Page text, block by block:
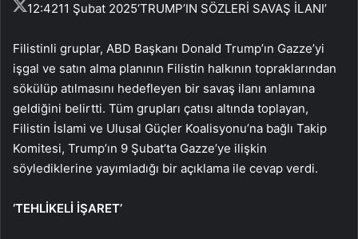
12:4211 Şubat 2025‘TRUMP’IN SÖZLERİ SAVAŞ İLANI’
Filistinli gruplar, ABD Başkanı Donald Trump’ın Gazze’yi
işgal ve satın alma planının Filistin halkının topraklarından
sökülüp atılmasını hedefleyen bir savaş ilanı anlamına
geldiğini belirtti. Tüm grupları çatısı altında toplayan,
Filistin İslami ve Ulusal Güçler Koalisyonu’na bağlı Takip
Komitesi, Trump’ın 9 Şubat’ta Gazze’ye ilişkin
söylediklerine yayımladığı bir açıklama ile cevap verdi.
‘TEHLİKELİ İŞARET’